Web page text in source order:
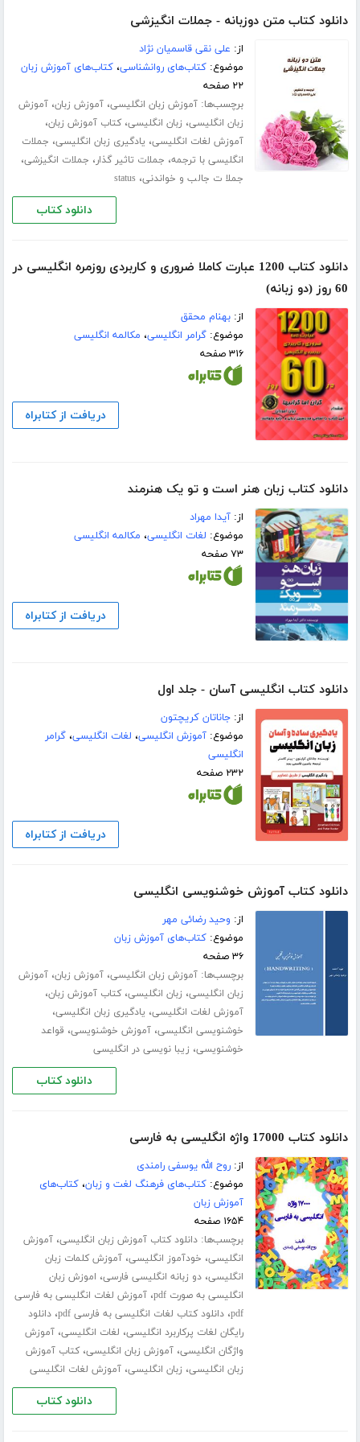
دانلود کتاب متن دوزبانه - جملات انگیزشی
از: علی نقی قاسمیان نژاد
موضوع:کتاب‌های روانشناسی،کتاب‌های آموزش زبان
۲۲ صفحه
برچسب‌ها:آموزش زبان انگلیسی،آموزش زبان،آموزش
زبان انگلیسی، زبان انگلیسی،کتاب آموزش زبان،
آموزش لغات انگلیسی، یادگیری زبان انگلیسی، جملات
انگلیسی با ترجمه، جملات تاثیر گذار، جملات انگیزشی،
جملا ت جالب و خواندنی،status
دانلود کتاب
دانلود کتاب 1200 عبارت کاملا ضروری و کاربردی روزمره انگلیسی در
60 روز (دو زبانه)
از:بهنام محقق
موضوع:گرامر انگلیسی، مکالمه انگلیسی
۳۱۶ صفحه
دریافت از کتابراه
دانلود کتاب زبان هنر است و تو یک هنرمند
از:آیدا مهراد
موضوع: لغات انگلیسی، مکالمه انگلیسی
۷۳ صفحه
دریافت از کتابراه
دانلود کتاب انگلیسی آسان - جلد اول
از:جاناتان کریچتون
موضوع:آموزش انگلیسی، لغات انگلیسی،گرامر
انگلیسی
۲۳۲ صفحه
دریافت از کتابراه
دانلود کتاب آموزش خوشنویسی انگلیسی
از: وحید رضائی مهر
موضوع:کتاب‌های آموزش زبان
۳۶ صفحه
برچسب‌ها:آموزش زبان انگلیسی،آموزش زبان،آموزش
زبان انگلیسی، زبان انگلیسی،کتاب آموزش زبان،
آموزش لغات انگلیسی، یادگیری زبان انگلیسی،
خوشنویسی انگلیسی،آموزش خوشنویسی، قواعد
خوشنویسی، زیبا نویسی در انگلیسی
دانلود کتاب
دانلود کتاب 17000 واژه انگلیسی به فارسی
از:روح الله یوسفی رامندی
موضوع:کتاب‌های فرهنگ لغت و زبان،کتاب‌های
آموزش زبان
۱۶۵۴ صفحه
برچسب‌ها:دانلود کتاب آموزش زبان انگلیسی،آموزش
انگلیسی، خودآموز انگلیسی،آموزش کلمات زبان
انگلیسی،دو زبانه انگلیسی فارسی، اموزش زبان
انگلیسی به صورت pdf
،آموزش لغات انگلیسی به فارسی
pdf،دانلود کتاب لغات انگلیسی به فارسی pdf ،دانلود
رایگان لغات پرکاربرد انگلیسی، لغات انگلیسی،آموزش
واژگان انگلیسی،آموزش زبان انگلیسی،کتاب آموزش
زبان انگلیسی، زبان انگلیسی،آموزش لغات انگلیسی
دانلود کتاب